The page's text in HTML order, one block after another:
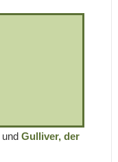
und Gulliver, der